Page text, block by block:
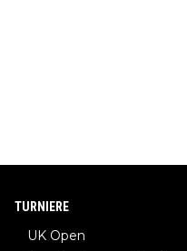
TURNIERE
UK Open